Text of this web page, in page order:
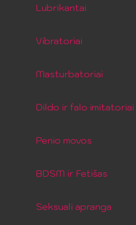
Lubrikantai
Vibratoriai
Masturbatoriai
Dildo ir falo imitatoriai
Penio movos
BDSM ir Fetišas
Seksuali apranga